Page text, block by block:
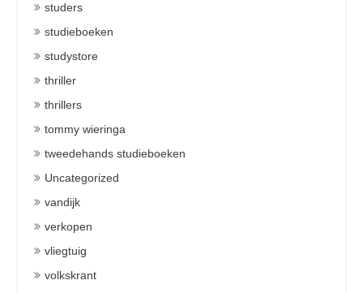
studers
studieboeken
studystore
thriller
thrillers
tommy wieringa
tweedehands studieboeken
Uncategorized
vandijk
verkopen
vliegtuig
volkskrant